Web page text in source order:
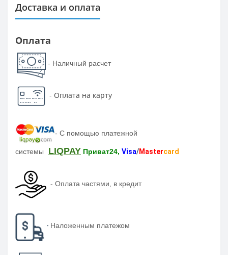
Доставка и оплата
Оплата
- Наличный расчет
- Оплата на карту
- С помощью платежной
системы LIQPAY Приват24, Visa/Mastercard
- Оплата частями, в кредит
- Наложенным платежом